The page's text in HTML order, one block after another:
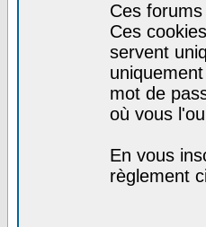
Ces
Ces
servent
mot de
où vous
En vous
règlement